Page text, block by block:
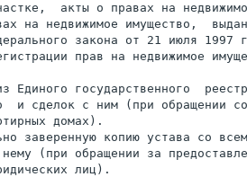
акты о правах на
на недвижимое имущество,
закона от 21 июля
прав на недвижимое
Единого государственного
и сделок с ним (при обращении
домах).
заверенную копию устава со
(при обращении за
лиц).